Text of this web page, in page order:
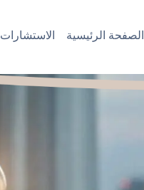
الصفحة الرئيسية الاستشارات